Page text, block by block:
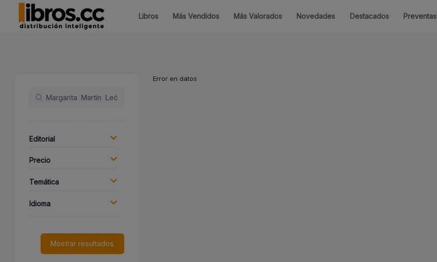
Libros Más Vendidos Más Valorados Novedades Destacados Preventas
Editorial
Precio
Temática
Idioma
Mostrar resultados
Error en datos